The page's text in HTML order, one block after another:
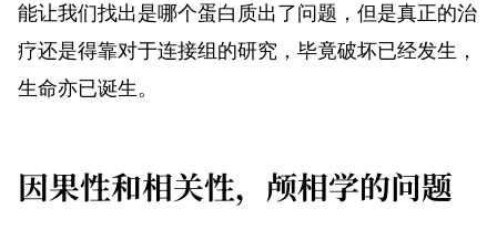
能让我们找出是哪个蛋白质出了问题，但是真正的治
疗还是得靠对于连接组的研究，毕竟破坏已经发生，
生命亦已诞生。
因果性和相关性，颅相学的问题